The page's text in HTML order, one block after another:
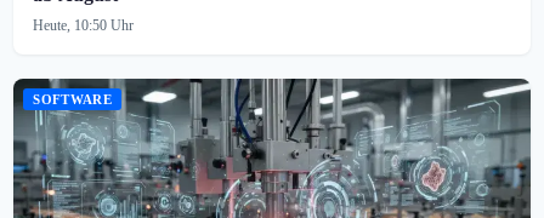
Heute, 10:50 Uhr
SOFTWARE